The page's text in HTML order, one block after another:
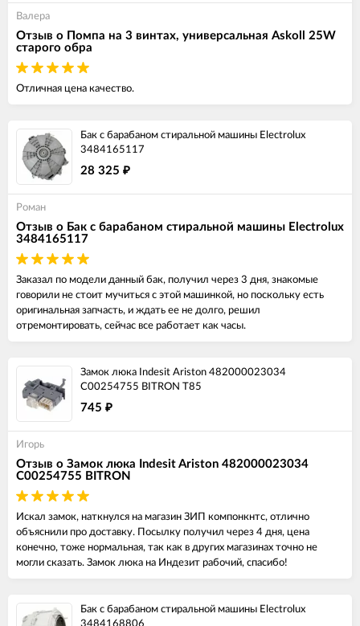
Валера
Отзыв о Помпа на 3 винтах, универсальная Askoll 25W
старого обра
Отличная цена качество.
Бак с барабаном стиральной машины Electrolux
3484165117
28 325 ₽
Роман
Отзыв о Бак с барабаном стиральной машины Electrolux
3484165117
Заказал по модели данный бак, получил через 3 дня, знакомые
говорили не стоит мучиться с этой машинкой, но поскольку есть
оригинальная запчасть, и ждать ее не долго, решил
отремонтировать, сейчас все работает как часы.
Замок люка Indesit Ariston 482000023034
C00254755 BITRON T85
745 ₽
Игорь
Отзыв о Замок люка Indesit Ariston 482000023034
C00254755 BITRON
Искал замок, наткнулся на магазин ЗИП компонкнтс, отлично
объяснили про доставку. Посылку получил через 4 дня, цена
конечно, тоже нормальная, так как в других магазинах точно не
могли сказать. Замок люка на Индезит рабочий, спасибо!
Бак с барабаном стиральной машины Electrolux